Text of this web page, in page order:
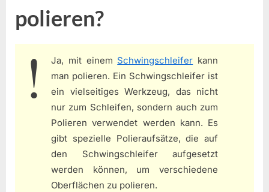
polieren?
Ja, mit einem Schwingschleifer kann
man polieren. Ein Schwingschleifer ist
ein vielseitiges Werkzeug, das nicht
nur zum Schleifen, sondern auch zum
Polieren verwendet werden kann. Es
gibt spezielle Polieraufsätze, die auf
den Schwingschleifer aufgesetzt
werden können, um verschiedene
Oberflächen zu polieren.